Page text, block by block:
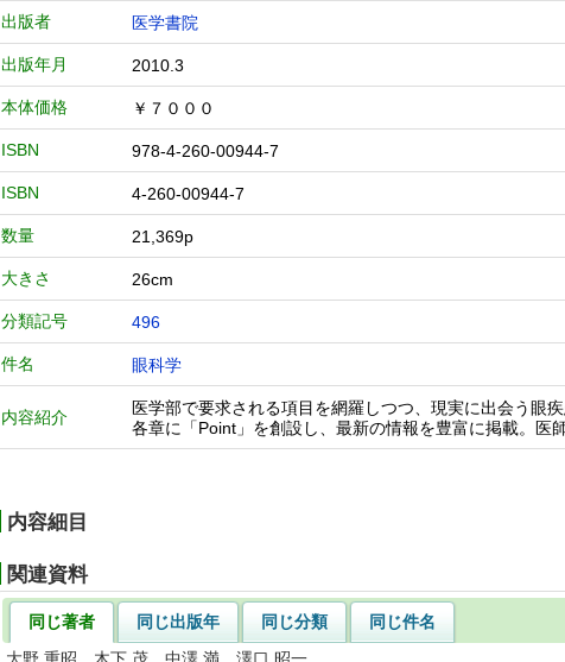
出版者 医学書院
出版年月 2010.3
本体価格 ￥７０００
ISBN 978-4-260-00944-7
ISBN 4-260-00944-7
数量 21,369p
大きさ 26cm
分類記号 496
件名 眼科学
内容紹介
医学部で要求される項目を網羅しつつ、現実に出会う眼
各章に「Point」を創設し、最新の情報を豊富に掲載。医
内容細目
関連資料
同じ著者 同じ出版年 同じ分類
同じ件名